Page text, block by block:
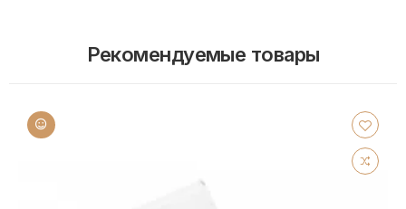
Рекомендуемые товары